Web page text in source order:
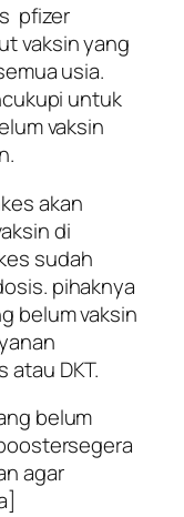
pfizer
vaksin yang
usia.
untuk
vaksin
akan
di
sudah
pihaknya
belum vaksin
DKT.
belum
agar